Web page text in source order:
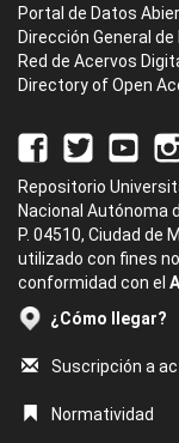
Portal de Datos
Dirección General
Red de Acervos
Directory of Open
Repositorio
Nacional Autónoma
P. 04510, Ciudad de
utilizado con fines
conformidad con el
¿Cómo llegar?
Suscripción a
Normatividad